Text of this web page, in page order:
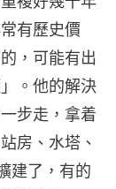
有歷史價
，可能有出
。他的解決
步走，拿着
房、水塔、
建了，有的